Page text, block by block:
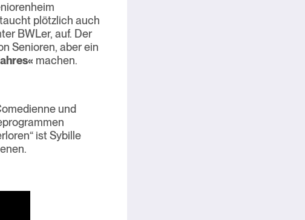
plötzlich auch
BWLer, auf. Der
Senioren, aber ein
machen.
und
ist Sybille